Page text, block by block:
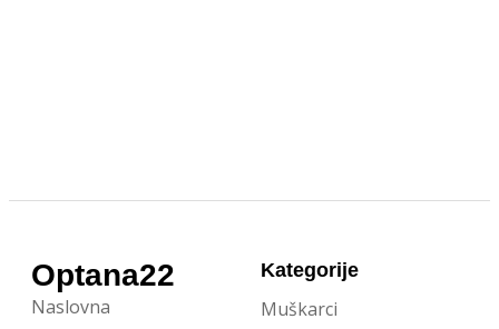
Optana22
Naslovna
Kategorije
Muškarci